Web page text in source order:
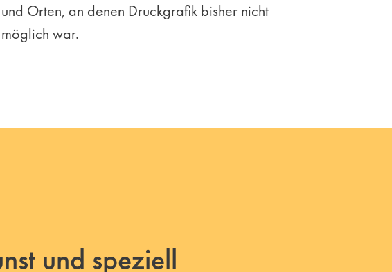
und Orten, an denen Druckgrafik bisher nicht
möglich war.
und speziell